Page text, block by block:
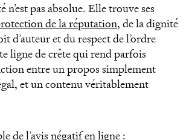
n’est pas absolue. Elle trouve ses
de la réputation, de la dignité
d’auteur et du respect de l’ordre
ligne de crête qui rend parfois
entre un propos simplement
et un contenu véritablement
de l’avis négatif en ligne :